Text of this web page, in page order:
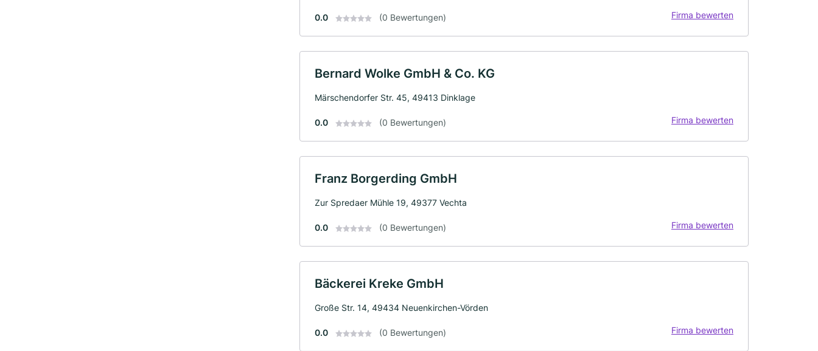
0.0 (0 Bewertungen) Firma bewerten
Bernard Wolke GmbH & Co. KG
Märschendorfer Str. 45, 49413 Dinklage
0.0 (0 Bewertungen) Firma bewerten
Franz Borgerding GmbH
Zur Spredaer Mühle 19, 49377 Vechta
0.0 (0 Bewertungen) Firma bewerten
Bäckerei Kreke GmbH
Große Str. 14, 49434 Neuenkirchen-Vörden
0.0 (0 Bewertungen) Firma bewerten